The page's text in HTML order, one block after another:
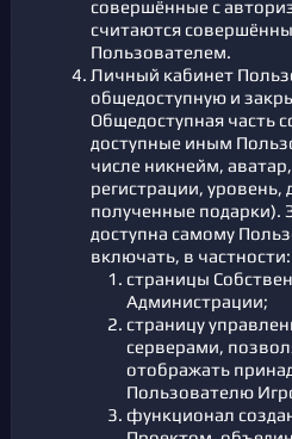
совершённые с
считаются
Пользователем.
Личный кабинет
общедоступную и
Общедоступная часть
доступные иным
числе никнейм,
регистрации, уровень,
полученные подарки).
доступна самому
включать, в частности:
страницы
Администрации;
страницу
серверами,
отображать
Пользователю
функционал